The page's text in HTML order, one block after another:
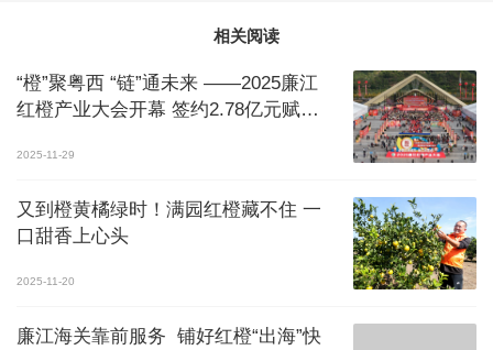
相关阅读
“橙”聚粤西 “链”通未来 ——2025廉江
红橙产业大会开幕 签约2.78亿元赋
2025-11-29
又到橙黄橘绿时！满园红橙藏不住 一
口甜香上心头
2025-11-20
廉江海关靠前服务 铺好红橙“出海”快